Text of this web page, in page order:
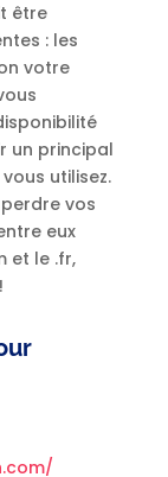
être
: les
votre
un principal
utilisez.
vos
eux
et le .fr,